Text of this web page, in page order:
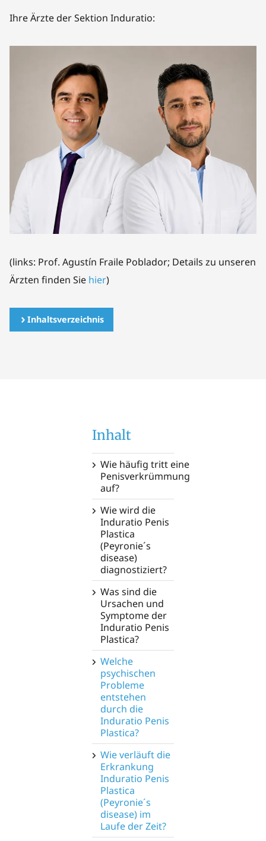
Ihre Ärzte der Sektion Induratio:
(links: Prof. Agustín Fraile Poblador; Details zu unseren
Ärzten finden Sie hier)
Inhaltsverzeichnis
Inhalt
Wie häufig tritt eine
Penisverkrümmung
auf?
Wie wird die
Induratio Penis
Plastica
(Peyronie´s
disease)
diagnostiziert?
Was sind die
Ursachen und
Symptome der
Induratio Penis
Plastica?
Welche
psychischen
Probleme
entstehen
durch die
Induratio Penis
Plastica?
Wie verläuft die
Erkrankung
Induratio Penis
Plastica
(Peyronie´s
disease) im
Laufe der Zeit?